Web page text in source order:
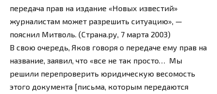
передача прав на издание «Новых известий»
журналистам может разрешить ситуацию», —
пояснил Митволь. (Страна.ру, 7 марта 2003)
В свою очередь, Яков говоря о передаче ему прав на
название, заявил, что «все не так просто… Мы
решили перепроверить юридическую весомость
этого документа [письма, которым передаются